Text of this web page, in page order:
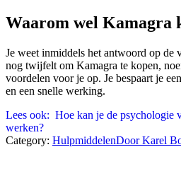
Waarom wel Kamagra
Je weet inmiddels het antwoord op de
nog twijfelt om Kamagra te kopen,
voordelen voor je op. Je bespaart je
en een snelle werking.
Lees ook: Hoe kan je de psychologie
werken?
Category: HulpmiddelenDoorKarel